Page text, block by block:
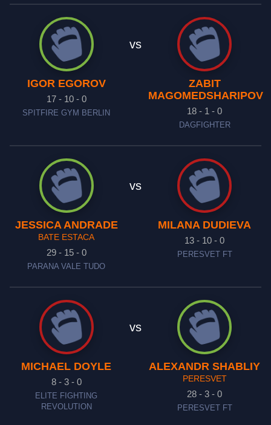
IGOR EGOROV
17 - 10 - 0
SPITFIRE GYM BERLIN
vs
ZABIT
MAGOMEDSHARIPOV
18 - 1 - 0
DAGFIGHTER
JESSICA ANDRADE
BATE ESTACA
29 - 15 - 0
PARANA VALE TUDO
vs
MILANA DUDIEVA
13 - 10 - 0
PERESVET FT
MICHAEL DOYLE
8 - 3 - 0
ELITE FIGHTING
REVOLUTION
vs
ALEXANDR SHABLIY
PERESVET
28 - 3 - 0
PERESVET FT